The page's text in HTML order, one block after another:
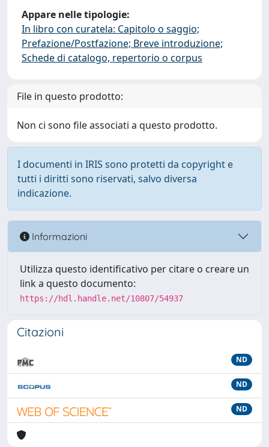
Appare nelle tipologie:
In libro con curatela: Capitolo o saggio;
Prefazione/Postfazione; Breve introduzione;
Schede di catalogo, repertorio o corpus
File in questo prodotto:
Non ci sono file associati a questo prodotto.
I documenti in IRIS sono protetti da copyright e
tutti i diritti sono riservati, salvo diversa
indicazione.
Informazioni
Utilizza questo identificativo per citare o creare un
link a questo documento:
https://hdl.handle.net/10807/54937
Citazioni
ND
ND
ND